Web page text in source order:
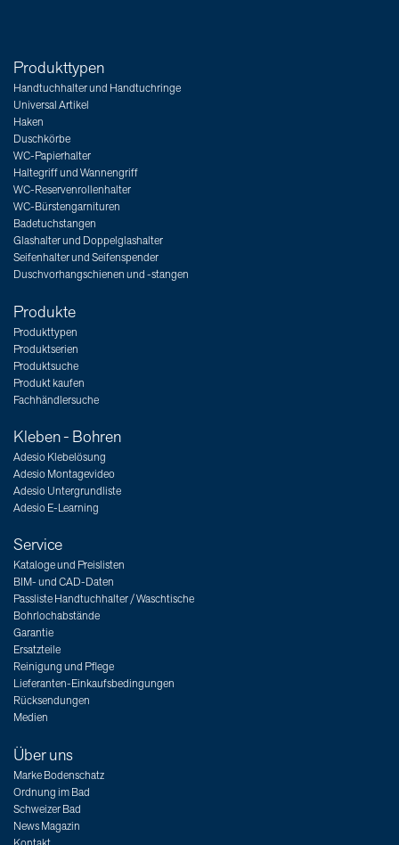
Produkttypen
Handtuchhalter und Handtuchringe
Universal Artikel
Haken
Duschkörbe
WC-Papierhalter
Haltegriff und Wannengriff
WC-Reservenrollenhalter
WC-Bürstengarnituren
Badetuchstangen
Glashalter und Doppelglashalter
Seifenhalter und Seifenspender
Duschvorhangschienen und -stangen
Produkte
Produkttypen
Produktserien
Produktsuche
Produkt kaufen
Fachhändlersuche
Kleben - Bohren
Adesio Klebelösung
Adesio Montagevideo
Adesio Untergrundliste
Adesio E-Learning
Service
Kataloge und Preislisten
BIM- und CAD-Daten
Passliste Handtuchhalter / Waschtische
Bohrlochabstände
Garantie
Ersatzteile
Reinigung und Pflege
Lieferanten-Einkaufsbedingungen
Rücksendungen
Medien
Über uns
Marke Bodenschatz
Ordnung im Bad
Schweizer Bad
News Magazin